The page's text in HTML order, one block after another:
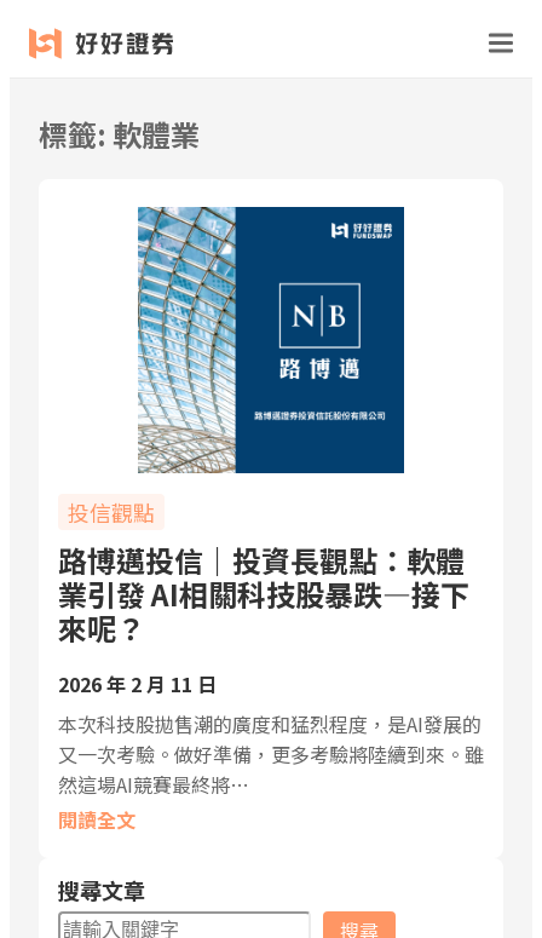
跳
至
標籤: 軟體業
投信觀點
路博邁投信｜投資長觀點：軟體
業引發 AI相關科技股暴跌—接下
來呢？
2026 年 2 月 11 日
本次科技股拋售潮的廣度和猛烈程度，是AI發展的
又一次考驗。做好準備，更多考驗將陸續到來。雖
然這場AI競賽最終將…
閱讀全文
搜尋文章
搜
搜尋